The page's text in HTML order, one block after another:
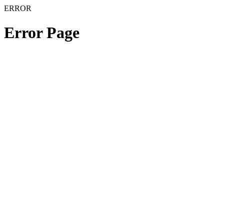
ERROR
Error Page